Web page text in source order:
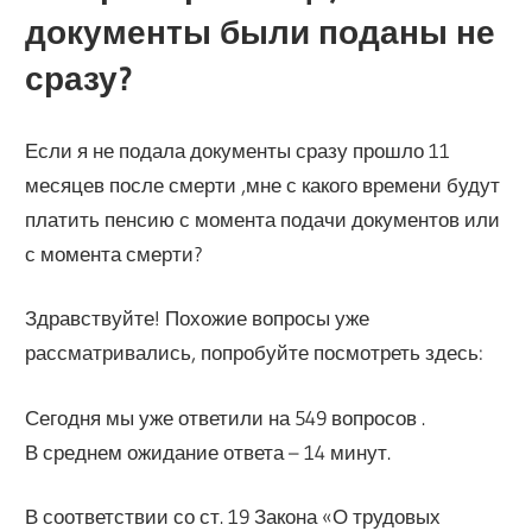
документы были поданы не
сразу?
Если я не подала документы сразу прошло 11
месяцев после смерти ,мне с какого времени будут
платить пенсию с момента подачи документов или
с момента смерти?
Здравствуйте! Похожие вопросы уже
рассматривались, попробуйте посмотреть здесь:
Сегодня мы уже ответили на 549 вопросов .
В среднем ожидание ответа – 14 минут.
В соответствии со ст. 19 Закона «О трудовых